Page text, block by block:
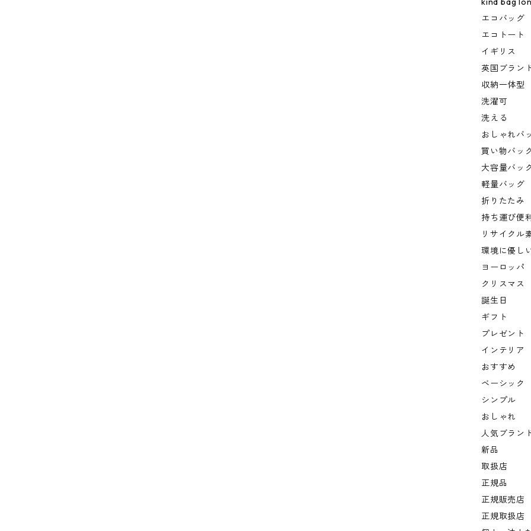
エコバッグ
エコトート
イギリス
英国ブラン
収納一体型
洗濯可
洗える
おしゃれバ
買い物バッ
大容量バッ
軽量バッグ
折りたたみ
持ち運び便
リサイクル
環境に優し
ヨーロッパ
クリスマス
誕生日
ギフト
プレゼント
インテリア
おすすめ
ベーシック
シンプル
おしゃれ
人気ブラン
新品
取扱店
正規品
正規販売店
正規取扱店